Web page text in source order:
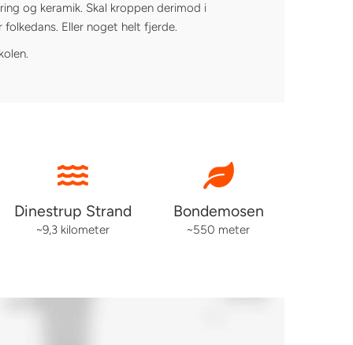
og keramik. Skal kroppen derimod i
Eller noget helt fjerde.
Dinestrup Strand
~9,3 kilometer
Bondemosen
~550 meter